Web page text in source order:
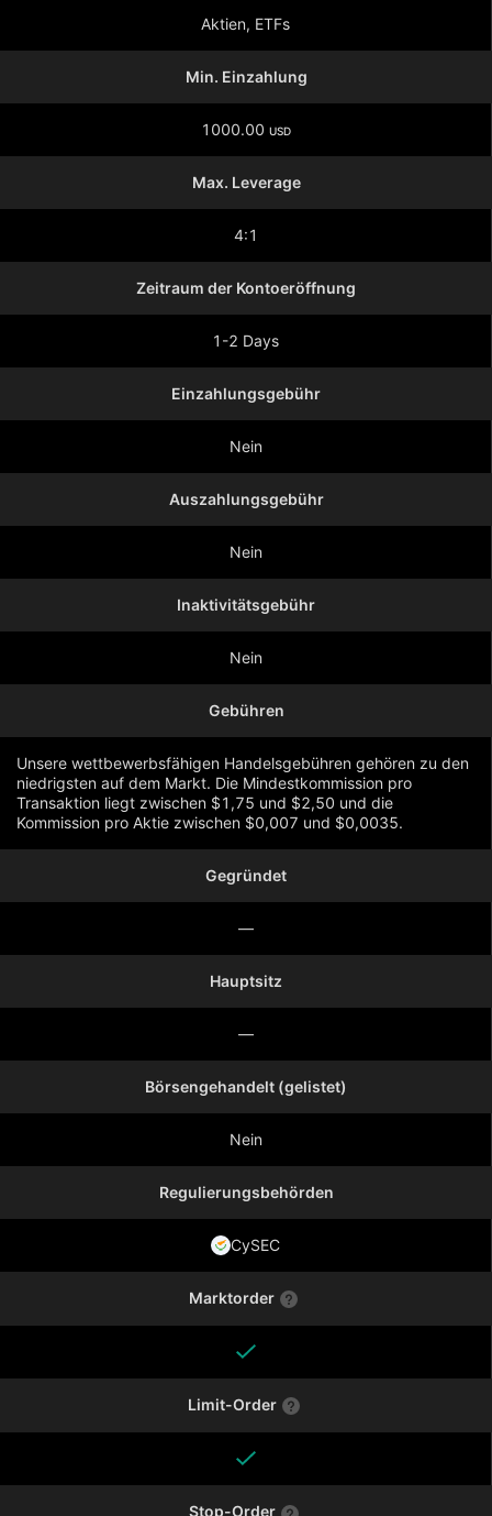
Aktien, ETFs
Min. Einzahlung
1000.00 USD
Max. Leverage
4:1
Zeitraum der Kontoeröffnung
1-2 Days
Einzahlungsgebühr
Nein
Auszahlungsgebühr
Nein
Inaktivitätsgebühr
Nein
Gebühren
Unsere wettbewerbsfähigen Handelsgebühren gehören zu den
niedrigsten auf dem Markt. Die Mindestkommission pro
Transaktion liegt zwischen $1,75 und $2,50 und die
Kommission pro Aktie zwischen $0,007 und $0,0035.
Gegründet
—
Hauptsitz
—
Börsengehandelt (gelistet)
Nein
Regulierungsbehörden
CySEC
Marktorder
Limit-Order
Stop-Order